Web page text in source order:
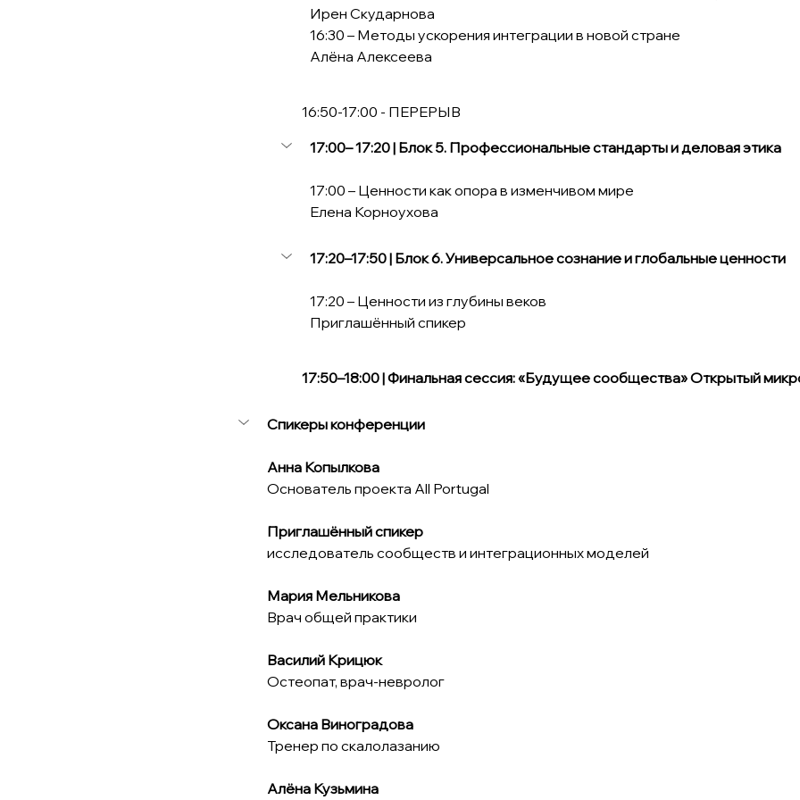
Ирен Скударнова
16:30 – Методы ускорения интеграции в новой стране
Алёна Алексеева
16:50-17:00 - ПЕРЕРЫВ
17:00– 17:20 | Блок 5. Профессиональные стандарты и деловая этика
17:00 – Ценности как опора в изменчивом мире
Елена Корноухова
17:20–17:50 | Блок 6. Универсальное сознание и глобальные ценности
17:20 – Ценности из глубины веков
Приглашённый спикер
17:50–18:00 | Финальная сессия: «Будущее сообщества» Открытый
Спикеры конференции
Анна Копылкова
Основатель проекта All Portugal
Приглашённый спикер
исследователь сообществ и интеграционных моделей
Мария Мельникова
Врач общей практики
Василий Крицюк
Остеопат, врач-невролог
Оксана Виноградова
Тренер по скалолазанию
Алёна Кузьмина